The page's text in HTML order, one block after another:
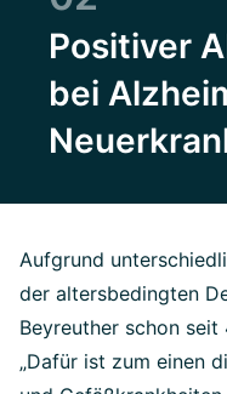
Positiver
bei
Aufgrund
der altersbedingten
Beyreuther schon
„Dafür ist zum einen